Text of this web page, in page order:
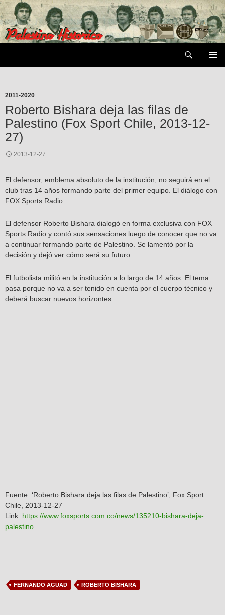
Saltar
al
contenido
2011-2020
Roberto Bishara deja las filas de
Palestino (Fox Sport Chile, 2013-12-
27)
2013-12-27
El defensor, emblema absoluto de la institución, no seguirá en el
club tras 14 años formando parte del primer equipo. El diálogo con
FOX Sports Radio.
El defensor Roberto Bishara dialogó en forma exclusiva con FOX
Sports Radio y contó sus sensaciones luego de conocer que no va
a continuar formando parte de Palestino. Se lamentó por la
decisión y dejó ver cómo será su futuro.
El futbolista militó en la institución a lo largo de 14 años. El tema
pasa porque no va a ser tenido en cuenta por el cuerpo técnico y
deberá buscar nuevos horizontes.
Fuente: ‘Roberto Bishara deja las filas de Palestino’, Fox Sport
Chile, 2013-12-27
Link: https://www.foxsports.com.co/news/135210-bishara-deja-
palestino
FERNANDO AGUAD ROBERTO BISHARA